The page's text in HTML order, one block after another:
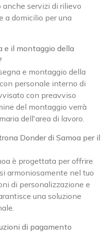
servizi di rilievo
a domicilio per una
e il montaggio della
e montaggio della
personale interno di
con preavviso
del montaggio verrà
dell'area di lavoro.
Donder di Samoa per il
è progettata per offrire
armoniosamente nel tuo
di personalizzazione e
una soluzione
di pagamento